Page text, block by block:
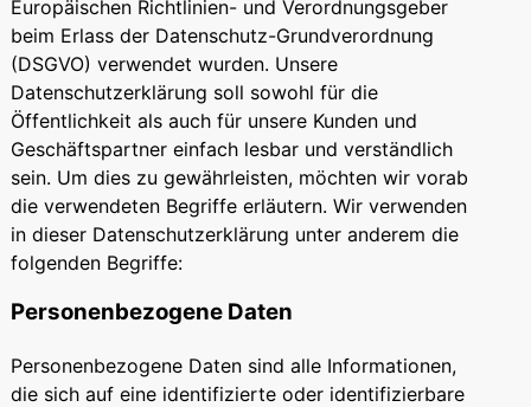
Europäischen Richtlinien- und Verordnungsgeber
beim Erlass der Datenschutz-Grundverordnung
(DSGVO) verwendet wurden. Unsere
Datenschutzerklärung soll sowohl für die
Öffentlichkeit als auch für unsere Kunden und
Geschäftspartner einfach lesbar und verständlich
sein. Um dies zu gewährleisten, möchten wir vorab
die verwendeten Begriffe erläutern. Wir verwenden
in dieser Datenschutzerklärung unter anderem die
folgenden Begriffe:
Personenbezogene Daten
Personenbezogene Daten sind alle Informationen,
die sich auf eine identifizierte oder identifizierbare